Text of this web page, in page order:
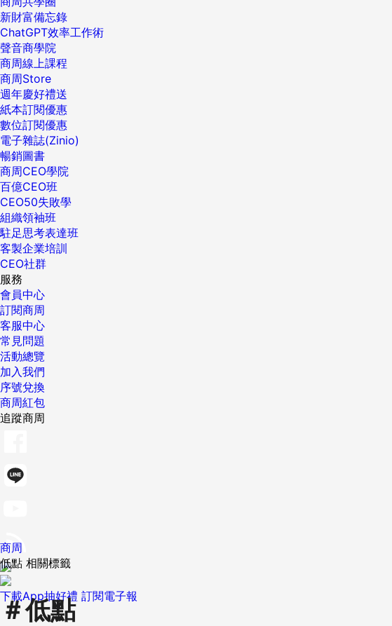
新財富備忘錄
ChatGPT效率工作術
聲音商學院
商周線上課程
商周Store
週年慶好禮送
紙本訂閱優惠
數位訂閱優惠
電子雜誌(Zinio)
暢銷圖書
商周CEO學院
百億CEO班
CEO50失敗學
組織領袖班
駐足思考表達班
客製企業培訓
CEO社群
服務
會員中心
訂閱商周
客服中心
常見問題
活動總覽
加入我們
序號兌換
商周紅包
追蹤商周
下載App抽好禮 訂閱電子報
商周
低點 相關標籤
＃低點